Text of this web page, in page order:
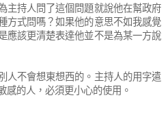
主持人問了這個問題就說他在幫政府
方式問嗎？如果他的意思不如我感覺
應該更清楚表達他並不是為某一方說
人不會想東想西的。主持人的用字遣
感的人，必須更小心的使用。